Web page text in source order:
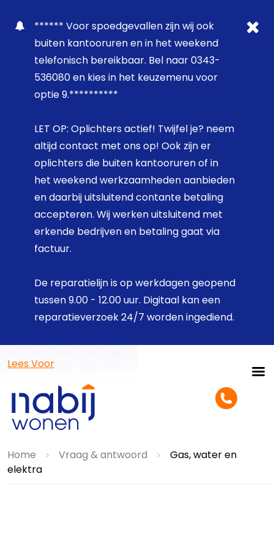
****** Voor spoedgevallen zijn wij ook
buiten kantooruren en in het weekend
telefonisch bereikbaar. Bel naar 0343-
536080 en kies in het keuzemenu voor
optie 9.**********
LET OP: Oplichters actief! Twijfel je? neem
altijd contact met ons op! Ook zijn er
oplichters die buiten kantooruren of in
het weekend werkzaamheden aanbieden
en daarbij uitsluitend contante betaling
accepteren. Wij werken uitsluitend met
erkende bedrijven en betaling gaat via
factuur.
De reparatielijn is op werkdagen geopend
tussen 9.00 - 12.00 uur. Digitaal kan een
reparatieverzoek 24/7 worden ingediend.
Lees Voor
Home > Vraag & antwoord >
Gas, water en
elektra